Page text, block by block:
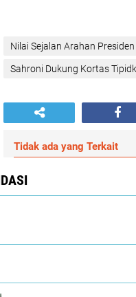
Nilai Sejalan Arahan
‎Sahroni Dukung Kortas
Tidak ada yang Terkait